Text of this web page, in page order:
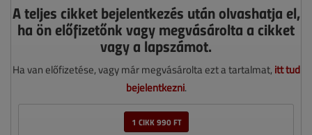
A teljes cikket bejelentkezés után olvashatja el,
ha ön előfizetőnk vagy megvásárolta a cikket
vagy a lapszámot.
Ha van előfizetése, vagy már megvásárolta ezt a tartalmat, itt tud
bejelentkezni.
1 CIKK 990 FT